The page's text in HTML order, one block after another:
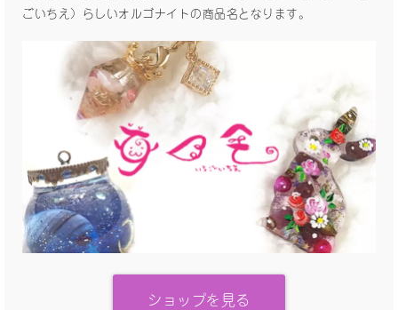
ごいちえ）らしいオルゴナイトの商品名となります。
ショップを見る